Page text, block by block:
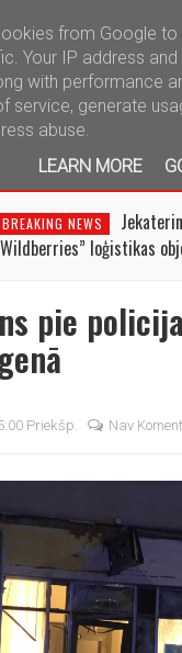
BREAKING NEWS
loģistikas
pie
Priekšp.
Nav
from Google
Your IP address
with performance
service, generate
abuse.
LEARN MORE